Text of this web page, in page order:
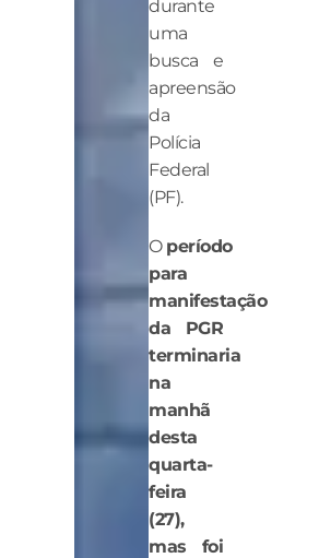
durante
uma
busca e
apreensão
da
Polícia
Federal
(PF).
O período
para
manifestação
da PGR
terminaria
na
manhã
desta
quarta-
feira
(27),
mas foi